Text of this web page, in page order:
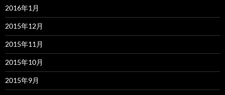
2016年1月
2015年12月
2015年11月
2015年10月
2015年9月